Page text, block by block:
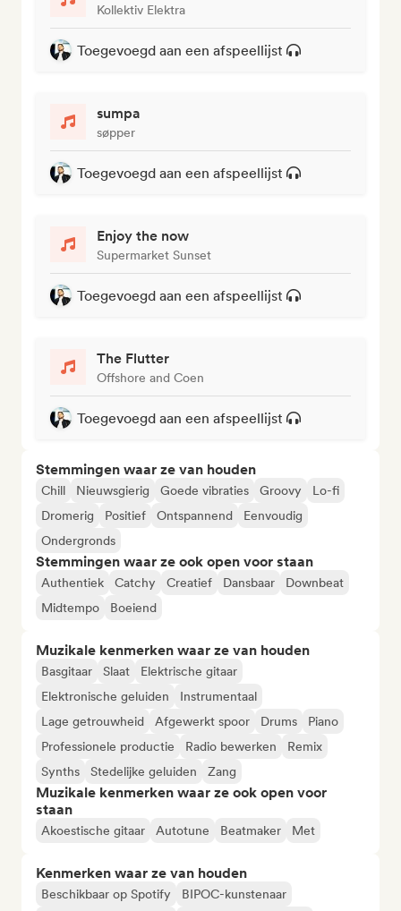
Kollektiv Elektra
Toegevoegd aan een afspeellijst
sumpa
søpper
Toegevoegd aan een afspeellijst
Enjoy the now
Supermarket Sunset
Toegevoegd aan een afspeellijst
The Flutter
Offshore and Coen
Toegevoegd aan een afspeellijst
Stemmingen waar ze van houden
Chill Nieuwsgierig Goede vibraties Groovy
Lo-fi
Dromerig
Positief Ontspannend
Eenvoudig
Ondergronds
Stemmingen waar ze ook open voor staan
Authentiek Catchy Creatief Dansbaar
Downbeat
Midtempo
Boeiend
Muzikale kenmerken waar ze van houden
Basgitaar Slaat
Elektrische gitaar
Elektronische geluiden
Instrumentaal
Lage getrouwheid
Afgewerkt spoor Drums
Piano
Professionele productie
Radio bewerken
Remix
Synths
Stedelijke geluiden Zang
Muzikale kenmerken waar ze ook open voor
staan
Akoestische gitaar Autotune Beatmaker Met
Kenmerken waar ze van houden
Beschikbaar op Spotify BIPOC-kunstenaar